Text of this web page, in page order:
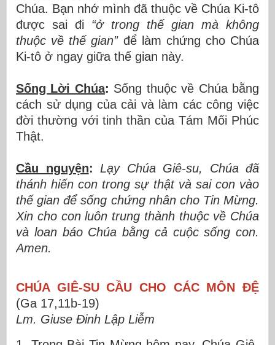
Chúa. Bạn nhớ mình đã thuộc về Chúa Ki-tô
được sai đi “ở trong thế gian mà không
thuộc về thế gian”để làm chứng cho Chúa
Ki-tô ở ngay giữa thế gian này.
Sống Lời Chúa: Sống thuộc về Chúa bằng
cách sử dụng của cải và làm các công việc
đời thường với tinh thần của Tám Mối Phúc
Thật.
Cầu nguyện: Lạy Chúa Giê-su, Chúa đã
thánh hiến con trong sự thật và sai con vào
thế gian để sống chứng nhân cho Tin Mừng.
Xin cho con luôn trung thành thuộc về Chúa
và loan báo Chúa bằng cả cuộc sống con.
Amen.
CHÚA GIÊ-SU CẦU CHO CÁC MÔN ĐỆ
(Ga 17,11b-19)
Lm. Giuse Đinh Lập Liễm